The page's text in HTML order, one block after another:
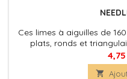
Ces limes à aiguilles de
plats, ronds et
travaux de classement
